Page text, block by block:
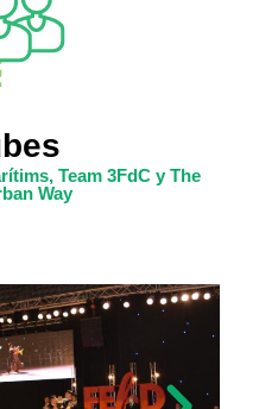
Team 3FdC y The
Way